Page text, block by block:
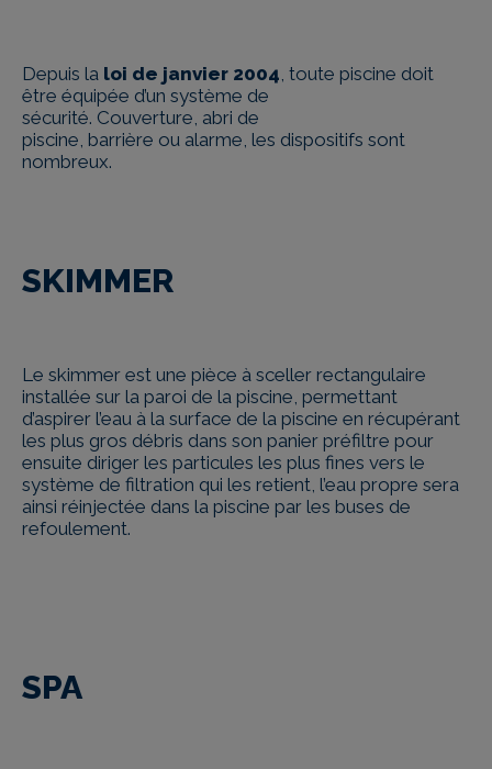
Depuis la loi de janvier 2004, toute piscine doit
être équipée d’un système de
sécurité. Couverture, abri de
piscine, barrière ou alarme, les dispositifs sont
nombreux.
SKIMMER
Le skimmer est une pièce à sceller rectangulaire
installée sur la paroi de la piscine, permettant
d’aspirer l’eau à la surface de la piscine en récupérant
les plus gros débris dans son panier préfiltre pour
ensuite diriger les particules les plus fines vers le
système de filtration qui les retient, l’eau propre sera
ainsi réinjectée dans la piscine par les buses de
refoulement.
SPA